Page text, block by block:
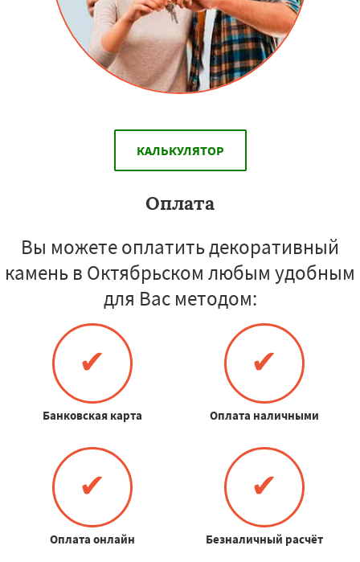
КАЛЬКУЛЯТОР
Оплата
Вы можете оплатить декоративный
камень в Октябрьском любым удобным
для Вас методом:
✔
Банковская карта
✔
Оплата наличными
✔
Оплата онлайн
✔
Безналичный расчёт